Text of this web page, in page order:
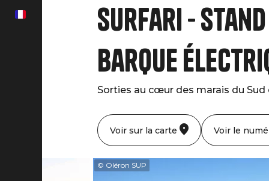
fr
Surfari - Stand
Barque
Sorties au cœur des marais du
Voir sur la carte Voir le
© Oléron SUP